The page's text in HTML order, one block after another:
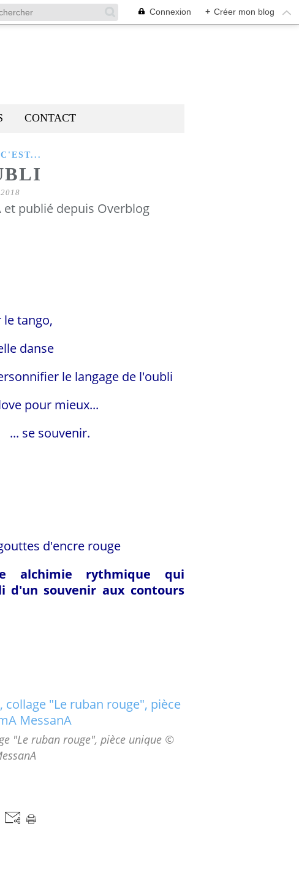
Connexion + Créer mon blog
CONTACT
et publié depuis Overblog
le tango,
danse
le langage de l'oubli
mieux...
d'encre rouge
alchimie rythmique qui
d'un souvenir aux contours
"Le ruban rouge", pièce unique ©